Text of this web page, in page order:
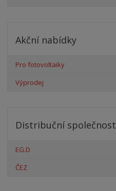
Akční nabídky
Pro fotovoltaiky
Výprodej
Distribuční společnost
EG.D
ČEZ